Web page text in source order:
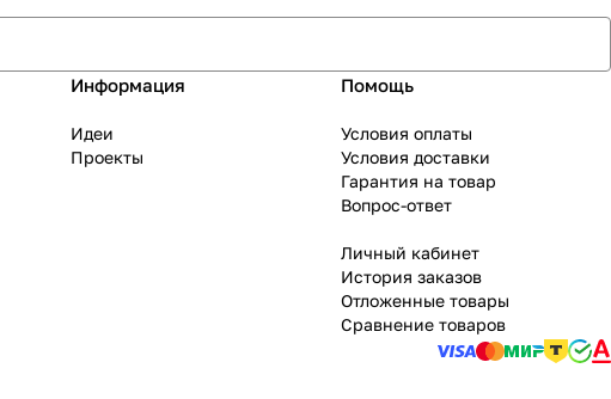
Информация
Идеи
Проекты
Помощь
Условия оплаты
Условия доставки
Гарантия на товар
Вопрос-ответ
Личный кабинет
История заказов
Отложенные товары
Сравнение товаров